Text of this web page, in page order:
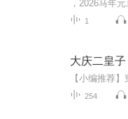
1
大庆二皇
254